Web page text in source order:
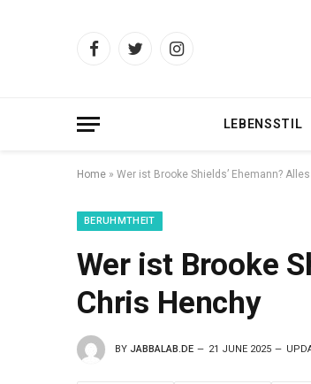
FacebookTwitterInstagram
LEBENSSTIL
Home » Wer ist Brooke Shields’ Ehemann?
BERUHMTHEIT
Wer ist Brooke
Chris Henchy
BY JABBALAB.DE 21 JUNE 2025